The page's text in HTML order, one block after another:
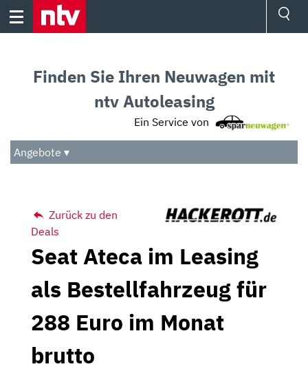
Skip
Audio
Das Beste
Finden Sie Ihren Neuwagen mit
ntv Autoleasing
Ein Service von
Angebote ▾
Zurück zu den
Deals
Seat Ateca im Leasing
als Bestellfahrzeug für
288 Euro im Monat
brutto